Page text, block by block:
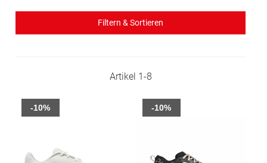
Filtern & Sortieren
Artikel 1-8
-10% -10%